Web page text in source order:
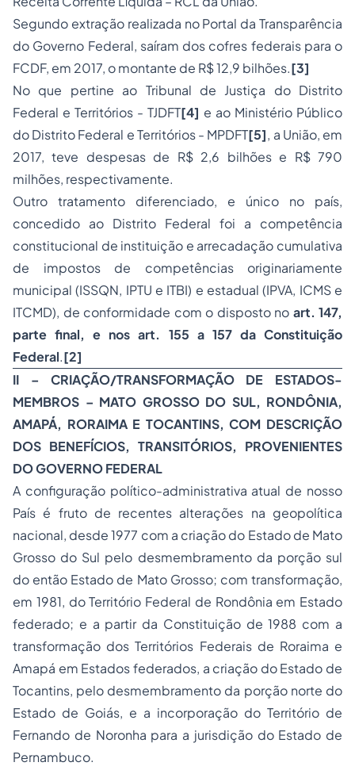
Segundo extração realizada no Portal da Transparência
do Governo Federal, saíram dos cofres federais para o
FCDF, em 2017, o montante de R$ 12,9 bilhões.[3]
No que pertine ao Tribunal de Justiça do Distrito
Federal e Territórios - TJDFT[4] e ao Ministério Público
do Distrito Federal e Territórios - MPDFT[5], a União, em
2017, teve despesas de R$ 2,6 bilhões e R$ 790
milhões, respectivamente.
Outro tratamento diferenciado, e único no país,
concedido ao Distrito Federal foi a competência
constitucional de instituição e arrecadação cumulativa
de impostos de competências originariamente
municipal (ISSQN, IPTU e ITBI) e estadual (IPVA, ICMS e
ITCMD), de conformidade com o disposto no art. 147,
parte final, e nos art. 155 a 157 da Constituição
Federal.[2]
II – CRIAÇÃO/TRANSFORMAÇÃO DE ESTADOS-
MEMBROS – MATO GROSSO DO SUL, RONDÔNIA,
AMAPÁ, RORAIMA E TOCANTINS, COM DESCRIÇÃO
DOS BENEFÍCIOS, TRANSITÓRIOS, PROVENIENTES
DO GOVERNO FEDERAL
A configuração político-administrativa atual de nosso
País é fruto de recentes alterações na geopolítica
nacional, desde 1977 com a criação do Estado de Mato
Grosso do Sul pelo desmembramento da porção sul
do então Estado de Mato Grosso; com transformação,
em 1981, do Território Federal de Rondônia em Estado
federado; e a partir da Constituição de 1988 com a
transformação dos Territórios Federais de Roraima e
Amapá em Estados federados, a criação do Estado de
Tocantins, pelo desmembramento da porção norte do
Estado de Goiás, e a incorporação do Território de
Fernando de Noronha para a jurisdição do Estado de
Pernambuco.